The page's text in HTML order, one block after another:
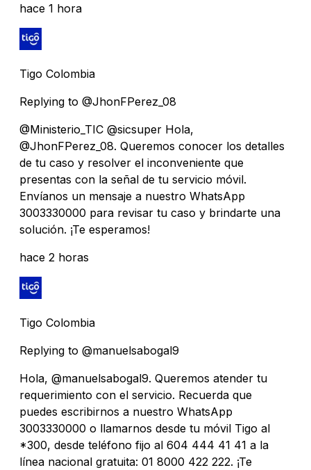
hace 1 hora
Tigo Colombia
Replying to @JhonFPerez_08
@Ministerio_TIC @sicsuper Hola,
@JhonFPerez_08. Queremos conocer los detalles
de tu caso y resolver el inconveniente que
presentas con la señal de tu servicio móvil.
Envíanos un mensaje a nuestro WhatsApp
3003330000 para revisar tu caso y brindarte una
solución. ¡Te esperamos!
hace 2 horas
Tigo Colombia
Replying to @manuelsabogal9
Hola, @manuelsabogal9. Queremos atender tu
requerimiento con el servicio. Recuerda que
puedes escribirnos a nuestro WhatsApp
3003330000 o llamarnos desde tu móvil Tigo al
*300, desde teléfono fijo al 604 444 41 41 a la
línea nacional gratuita: 01 8000 422 222. ¡Te